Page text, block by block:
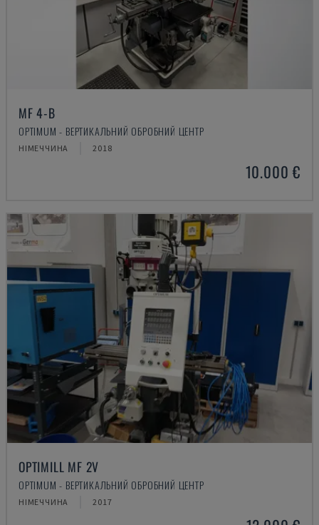
MF 4-B
OPTIMUM - ВЕРТИКАЛЬНИЙ ОБРОБНИЙ ЦЕНТР
НІМЕЧЧИНА 2018
10.000 €
OPTIMILL MF 2V
OPTIMUM - ВЕРТИКАЛЬНИЙ ОБРОБНИЙ ЦЕНТР
НІМЕЧЧИНА 2017